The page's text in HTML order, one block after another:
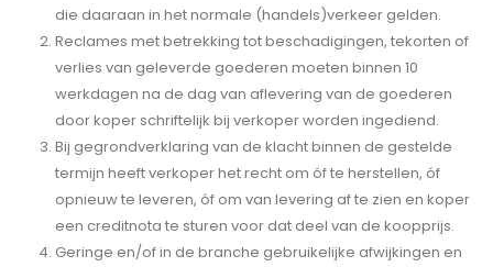
die daaraan in het normale (handels)verkeer gelden.
Reclames met betrekking tot beschadigingen, tekorten of
verlies van geleverde goederen moeten binnen 10
werkdagen na de dag van aflevering van de goederen
door koper schriftelijk bij verkoper worden ingediend.
Bij gegrondverklaring van de klacht binnen de gestelde
termijn heeft verkoper het recht om óf te herstellen, óf
opnieuw te leveren, óf om van levering af te zien en koper
een creditnota te sturen voor dat deel van de koopprijs.
Geringe en/of in de branche gebruikelijke afwijkingen en